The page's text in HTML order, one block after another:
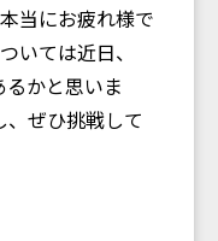
当にお疲れ様で
いては近日、
かと思いま
ぜひ挑戦して